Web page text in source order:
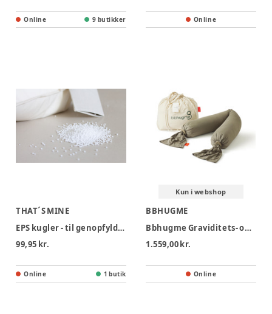
Online 9 butikker Online
THAT´S MINE
EPS kugler - til genopfyldning af ammepude
99,95 kr.
Online 1 butik
Kun i webshop
BBHUGME
Bbhugme Graviditets- og Ammepude - Dusty Olive
1.559,00 kr.
Online